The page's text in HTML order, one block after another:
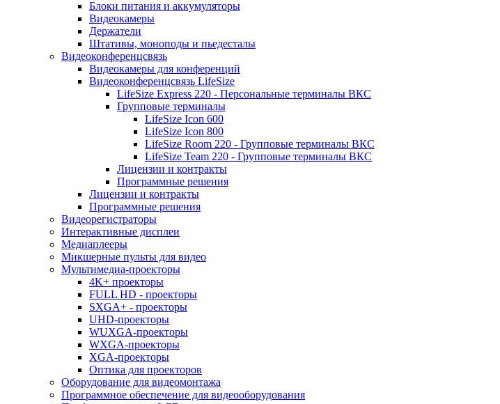
Блоки питания и аккумуляторы
Видеокамеры
Держатели
Штативы, моноподы и пьедесталы
Видеоконференцсвязь
Видеокамеры для конференций
Видеоконференцсвязь LifeSize
LifeSize Express 220 - Персональные терминалы ВКС
Групповые терминалы
LifeSize Icon 600
LifeSize Icon 800
LifeSize Room 220 - Групповые терминалы ВКС
LifeSize Team 220 - Групповые терминалы ВКС
Лицензии и контракты
Программные решения
Лицензии и контракты
Программные решения
Видеорегистраторы
Интерактивные дисплеи
Медиаплееры
Микшерные пульты для видео
Мультимедиа-проекторы
4K+ проекторы
FULL HD - проекторы
SXGA+ - проекторы
UHD-проекторы
WUXGA-проекторы
WXGA-проекторы
XGA-проекторы
Оптика для проекторов
Оборудование для видеомонтажа
Программное обеспечение для видеооборудования